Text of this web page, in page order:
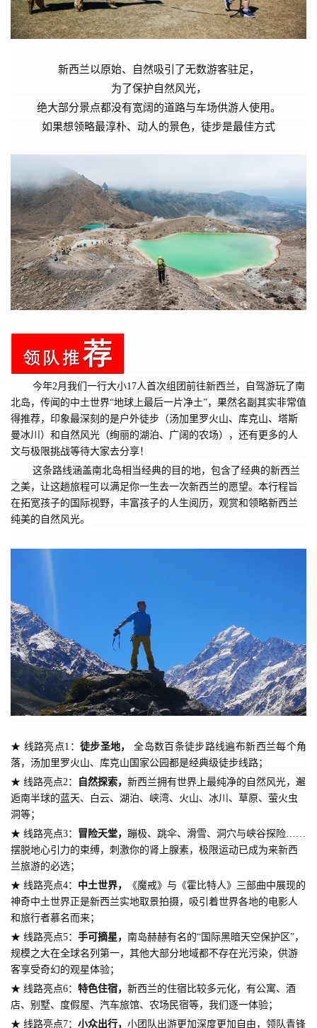
新西兰以原始、自然吸引了无数游客驻足，
为了保护自然风光，
绝大部分景点都没有宽阔的道路与车场供游人使用。
如果想领略最淳朴、动人的景色，徒步是最佳方式
今年2月我们一行大小17人首次组团前往新西兰，自驾游玩了南
北岛，传闻的中土世界“地球上最后一片净土”，果然名副其实非常值
得推荐，印象最深刻的是户外徒步（汤加里罗火山、库克山、塔斯
曼冰川）和自然风光（绚丽的湖泊、广阔的农场），还有更多的人
文与极限挑战等待大家去分享！
这条路线涵盖南北岛相当经典的目的地，包含了经典的新西兰
之美，让这趟旅程可以满足你一生去一次新西兰的愿望。 本行程旨
在拓宽孩子的国际视野，丰富孩子的人生阅历，观赏和领略新西兰
纯美的自然风光。
★ 线路亮点1： 徒步圣地，
全岛数百条徒步路线遍布新西兰每个角
落， 汤加里罗火山、库克山国家公园都是经典级徒步线路；
★ 线路亮点2：
自然探索， 新西兰拥有世界上最纯净的自然风光，邂
逅南半球的蓝天、白云、湖泊、峡湾、火山、冰川、草原、萤火虫
洞等；
★ 线路亮点3： 冒险天堂， 蹦极、跳伞、滑雪、洞穴与峡谷探险……
摆脱地心引力的束缚，刺激你的肾上腺素，极限运动已成为来新西
兰旅游的必选；
★ 线路亮点4： 中土世界，
《魔戒》与《霍比特人》三部曲中展现的
神奇中土世界正是新西兰实地取景拍摄，吸引着世界各地的电影人
和旅行者慕名而来；
★ 线路亮点5： 手可摘星， 南岛赫赫有名的“国际黑暗天空保护区”，
规模之大在全球名列第一，其他大部分地域都不存在光污染，供游
客享受奇幻的观星体验；
★ 线路亮点6： 特色住宿， 新西兰的住宿比较多元化，有公寓、酒
店、别墅、度假屋、汽车旅馆、农场民宿等，我们逐一体验；
★ 线路亮点7： 小众出行， 小团队出游更加深度更加自由，领队青锋